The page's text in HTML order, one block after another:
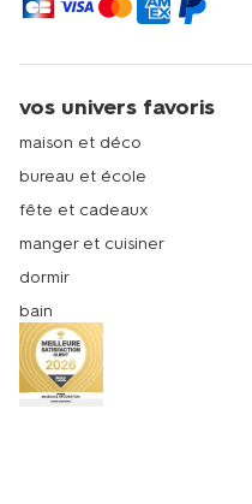
vos univers favoris
maison et déco
bureau et école
fête et cadeaux
manger et cuisiner
dormir
bain